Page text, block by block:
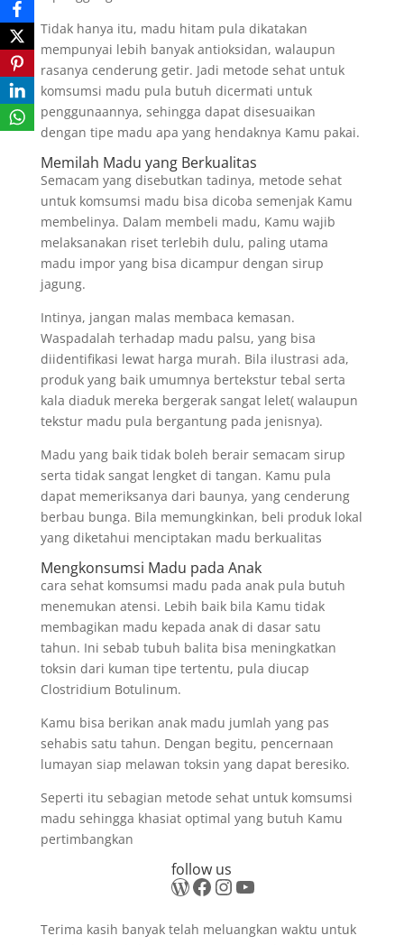
Tidak hanya itu, madu hitam pula dikatakan
mempunyai lebih banyak antioksidan, walaupun
rasanya cenderung getir. Jadi metode sehat untuk
komsumsi madu pula butuh dicermati untuk
penggunaannya, sehingga dapat disesuaikan
dengan tipe madu apa yang hendaknya Kamu pakai.
Memilah Madu yang Berkualitas
Semacam yang disebutkan tadinya, metode sehat
untuk komsumsi madu bisa dicoba semenjak Kamu
membelinya. Dalam membeli madu, Kamu wajib
melaksanakan riset terlebih dulu, paling utama
madu impor yang bisa dicampur dengan sirup
jagung.
Intinya, jangan malas membaca kemasan.
Waspadalah terhadap madu palsu, yang bisa
diidentifikasi lewat harga murah. Bila ilustrasi ada,
produk yang baik umumnya bertekstur tebal serta
kala diaduk mereka bergerak sangat lelet( walaupun
tekstur madu pula bergantung pada jenisnya).
Madu yang baik tidak boleh berair semacam sirup
serta tidak sangat lengket di tangan. Kamu pula
dapat memeriksanya dari baunya, yang cenderung
berbau bunga. Bila memungkinkan, beli produk lokal
yang diketahui menciptakan madu berkualitas
Mengkonsumsi Madu pada Anak
cara sehat komsumsi madu pada anak pula butuh
menemukan atensi. Lebih baik bila Kamu tidak
membagikan madu kepada anak di dasar satu
tahun. Ini sebab tubuh balita bisa meningkatkan
toksin dari kuman tipe tertentu, pula diucap
Clostridium Botulinum.
Kamu bisa berikan anak madu jumlah yang pas
sehabis satu tahun. Dengan begitu, pencernaan
lumayan siap melawan toksin yang dapat beresiko.
Seperti itu sebagian metode sehat untuk komsumsi
madu sehingga khasiat optimal yang butuh Kamu
pertimbangkan
follow us
WordPress
Facebook
Instagram
YouTube
Terima kasih banyak telah meluangkan waktu untuk